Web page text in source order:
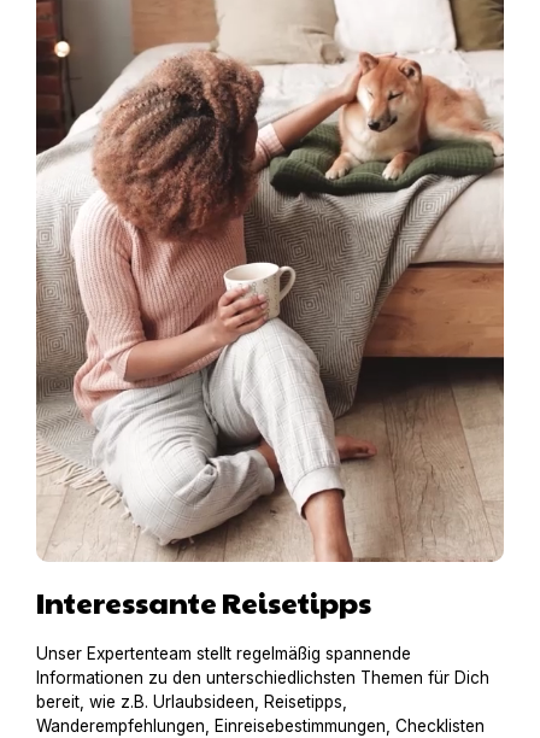
Interessante Reisetipps
Unser Expertenteam stellt regelmäßig spannende
Informationen zu den unterschiedlichsten Themen für Dich
bereit, wie z.B. Urlaubsideen, Reisetipps,
Wanderempfehlungen, Einreisebestimmungen, Checklisten